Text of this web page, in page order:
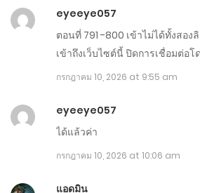
ตอนที่ 1031-1040
กรกฎาคม 10, 2026
ตอนที่ 1021-1030
กรกฎาคม 5, 2026
ตอนที่ 1011-1020
มิถุนายน 30, 2026
eyeeye057
ตอนที่ 791 -800 เข้าไม่ได้ทั้งสอง
เข้าถึงเว็บไซต์นี้ ปิดการเชื่อมต่อ
กรกฎาคม 10, 2026 at 9:55 am
eyeeye057
ได้แล้วค่า
กรกฎาคม 10, 2026 at 10:06 am
แอดมิน